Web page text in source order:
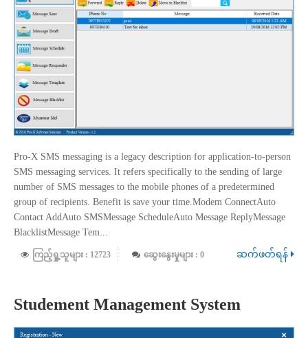
Pro-X SMS messaging is a legacy description for application-to-person
SMS messaging services. It refers specifically to the sending of large
number of SMS messages to the mobile phones of a predetermined
group of recipients. Benefit is save your time.Modem ConnectAuto
Contact AddAuto SMSMessage ScheduleAuto Message ReplyMessage
BlacklistMessage Tem...
ကြည့်ရှု့သူများ : 12723 ဆွေးနွေးမှုများ : 0 ဆက်ဖတ်ရန်
Studement Management System